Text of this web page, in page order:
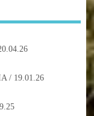
/ 19.01.26